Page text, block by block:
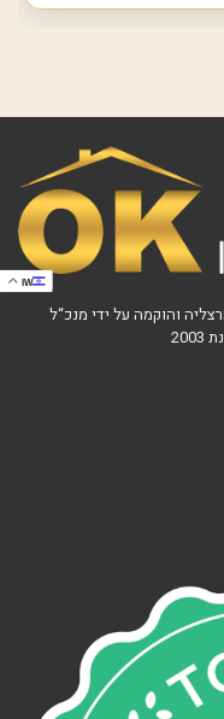
והוקמה על ידי מנכ“ל
IW